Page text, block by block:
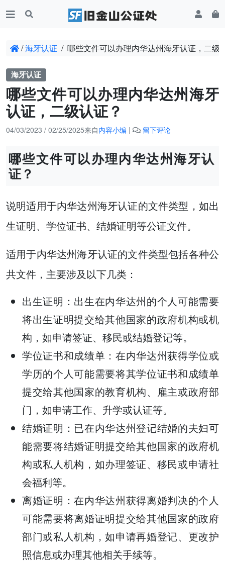
/海牙认证 / 哪些文件可以办理内华达州海牙认证，二级
海牙认证
哪些文件可以办理内华达州海牙
认证，二级认证？
04/03/2023 / 02/25/2025来自内容小编 | 留下评论
哪些文件可以办理内华达州海牙认
证？
说明适用于内华达州海牙认证的文件类型，如出
生证明、学位证书、结婚证明等公证文件。
适用于内华达州海牙认证的文件类型包括各种公
共文件，主要涉及以下几类：
出生证明：出生在内华达州的个人可能需要
将出生证明提交给其他国家的政府机构或机
构，如申请签证、移民或结婚登记等。
学位证书和成绩单：在内华达州获得学位或
学历的个人可能需要将其学位证书和成绩单
提交给其他国家的教育机构、雇主或政府部
门，如申请工作、升学或认证等。
结婚证明：已在内华达州登记结婚的夫妇可
能需要将结婚证明提交给其他国家的政府机
构或私人机构，如办理签证、移民或申请社
会福利等。
离婚证明：在内华达州获得离婚判决的个人
可能需要将离婚证明提交给其他国家的政府
部门或私人机构，如申请再婚登记、更改护
照信息或办理其他相关手续等。